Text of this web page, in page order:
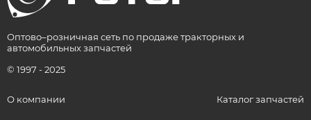
Оптово–розничная сеть по продаже тракторных и
автомобильных запчастей
© 1997 - 2025
О компании Каталог запчастей